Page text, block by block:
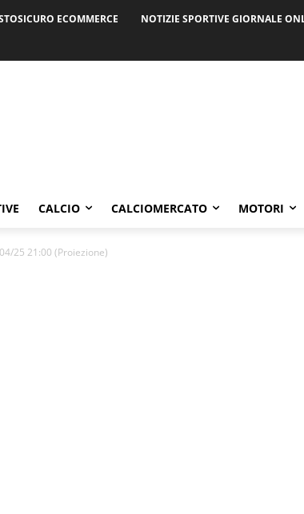
ECOMMERCE NOTIZIE SPORTIVE GIORNALE
CALCIO CALCIOMERCATO MOTORI
25 21:00 (Proiezione)